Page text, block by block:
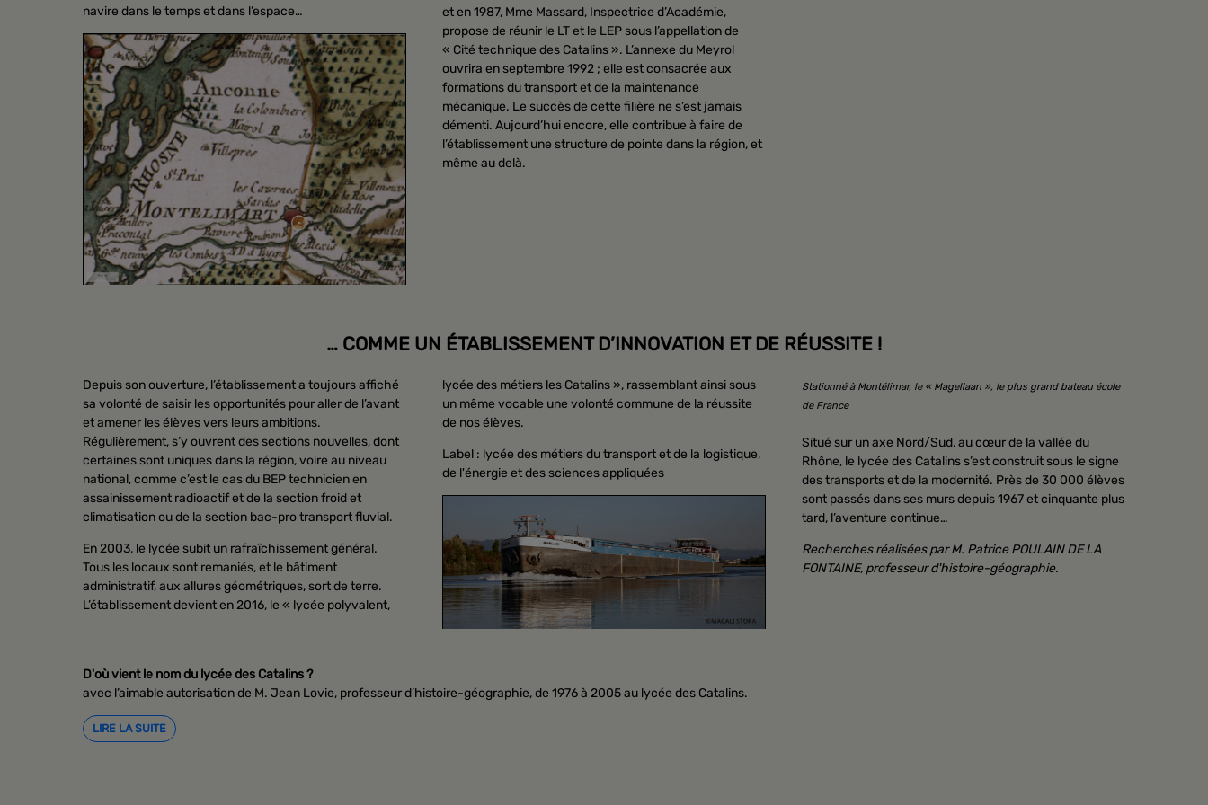
navire dans le temps et dans l’espace…
et en 1987, Mme Massard, Inspectrice d’Académie,
propose de réunir le LT et le LEP sous l’appellation de
« Cité technique des Catalins ». L’annexe du Meyrol
ouvrira en septembre 1992 ; elle est consacrée aux
formations du transport et de la maintenance
mécanique. Le succès de cette filière ne s’est jamais
démenti. Aujourd’hui encore, elle contribue à faire de
l’établissement une structure de pointe dans la région, et
même au delà.
… COMME UN ÉTABLISSEMENT D’INNOVATION ET DE RÉUSSITE !
Depuis son ouverture, l’établissement a toujours affiché
sa volonté de saisir les opportunités pour aller de l’avant
et amener les élèves vers leurs ambitions.
Régulièrement, s’y ouvrent des sections nouvelles, dont
certaines sont uniques dans la région, voire au niveau
national, comme c’est le cas du BEP technicien en
assainissement radioactif et de la section froid et
climatisation ou de la section bac-pro transport fluvial.
En 2003, le lycée subit un rafraîchissement général.
Tous les locaux sont remaniés, et le bâtiment
administratif, aux allures géométriques, sort de terre.
L’établissement devient en 2016, le « lycée polyvalent,
lycée des métiers les Catalins », rassemblant ainsi sous
un même vocable une volonté commune de la réussite
de nos élèves.
Label : lycée des métiers du transport et de la logistique,
de l'énergie et des sciences appliquées
Stationné à Montélimar, le « Magellaan », le plus grand bateau école
de France
Situé sur un axe Nord/Sud, au cœur de la vallée du
Rhône, le lycée des Catalins s’est construit sous le signe
des transports et de la modernité. Près de 30 000 élèves
sont passés dans ses murs depuis 1967 et cinquante plus
tard, l’aventure continue…
Recherches réalisées par M. Patrice POULAIN DE LA
FONTAINE, professeur d'histoire-géographie.
D'où vient le nom du lycée des Catalins ?
avec l’aimable autorisation de M. Jean Lovie, professeur d’histoire-géographie, de 1976 à 2005 au lycée des Catalins.
LIRE LA SUITE